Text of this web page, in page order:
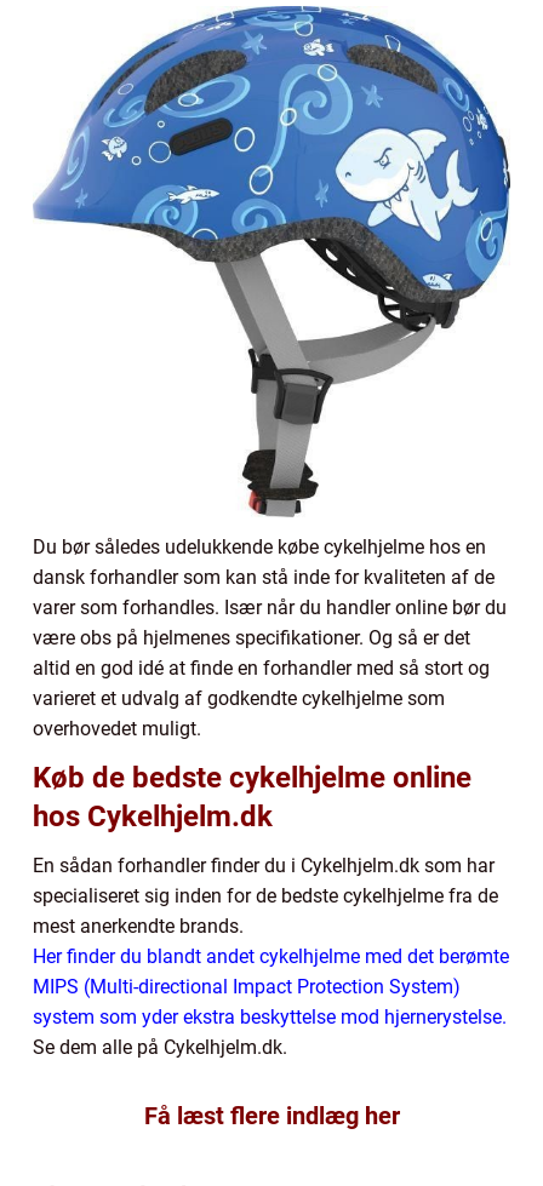
Du bør således udelukkende købe cykelhjelme hos en
dansk forhandler som kan stå inde for kvaliteten af de
varer som forhandles. Især når du handler online bør du
være obs på hjelmenes specifikationer. Og så er det
altid en god idé at finde en forhandler med så stort og
varieret et udvalg af godkendte cykelhjelme som
overhovedet muligt.
Køb de bedste cykelhjelme online
hos Cykelhjelm.dk
En sådan forhandler finder du i Cykelhjelm.dk som har
specialiseret sig inden for de bedste cykelhjelme fra de
mest anerkendte brands.
Her finder du blandt andet cykelhjelme med det berømte
MIPS (Multi-directional Impact Protection System)
system som yder ekstra beskyttelse mod hjernerystelse.
Se dem alle på Cykelhjelm.dk.
Få læst flere indlæg her